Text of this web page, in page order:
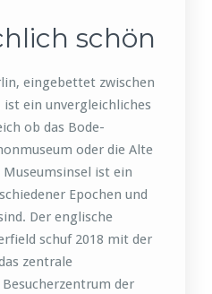
schön
eingebettet zwischen
ist ein unvergleichliches
ob das Bode-
oder die Alte
ist ein
Epochen und
Der englische
schuf 2018 mit der
zentrale
der